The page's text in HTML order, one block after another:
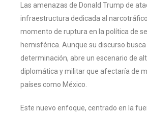
Las amenazas de Donald Trump de
infraestructura dedicada al
momento de ruptura en la política de
hemisférica. Aunque su discurso
determinación, abre un escenario de
diplomática y militar que afectaría de
países como México.
Este nuevo enfoque, centrado en la